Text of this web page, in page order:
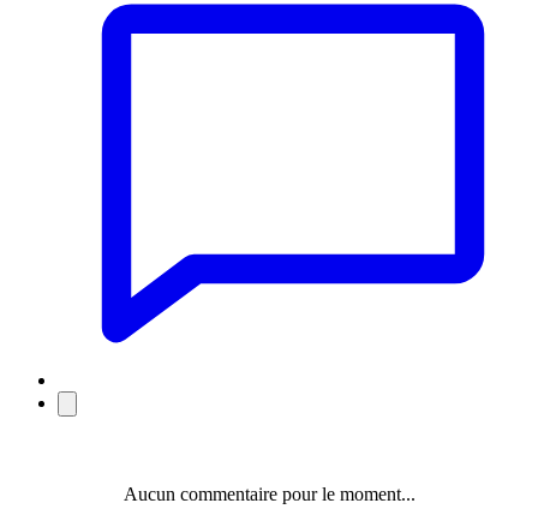
Aucun commentaire pour le moment...